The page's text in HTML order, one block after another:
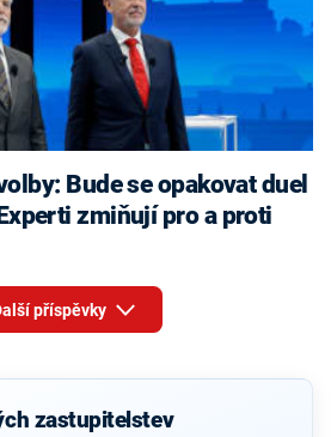
zmiňují pro a proti
příspěvky
zastupitelstev